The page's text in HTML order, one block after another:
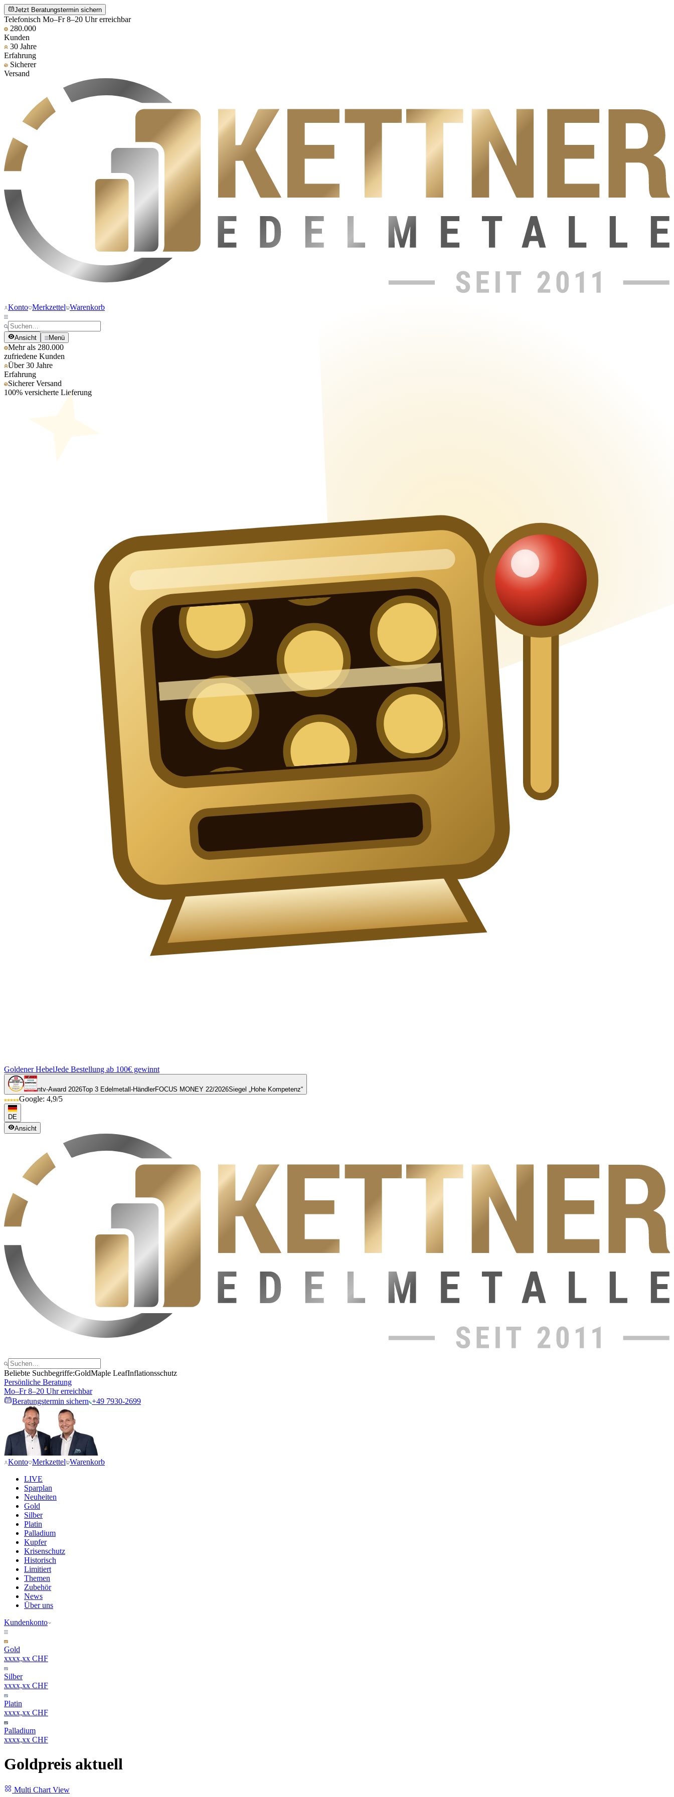
Jetzt Beratungstermin sichern
Telefonisch Mo–Fr 8–20 Uhr erreichbar
280.000
Kunden
30 Jahre
Erfahrung
Sicherer
Versand
Konto Merkzettel Warenkorb
Ansicht Menü
Mehr als 280.000
zufriedene Kunden
Über 30 Jahre
Erfahrung
Sicherer Versand
100% versicherte Lieferung
Goldener HebelJede Bestellung ab 100€ gewinnt
ntv-Award 2026Top 3 Edelmetall-HändlerFOCUS MONEY 22/2026Siegel „Hohe Kompetenz“
Google: 4,9/5
DE
Ansicht
Beliebte Suchbegriffe:GoldMaple LeafInflationsschutz
Persönliche Beratung
Mo–Fr 8–20 Uhr erreichbar
Beratungstermin sichern +49 7930-2699
Konto Merkzettel Warenkorb
LIVE
Sparplan
Neuheiten
Gold
Silber
Platin
Palladium
Kupfer
Krisenschutz
Historisch
Limitiert
Themen
Zubehör
News
Über uns
Kundenkonto
Gold
xxxx,xx CHF
Silber
xxxx,xx CHF
Platin
xxxx,xx CHF
Palladium
xxxx,xx CHF
Goldpreis aktuell
Multi Chart View